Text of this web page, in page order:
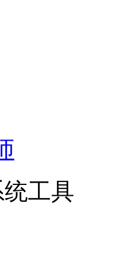
统工具